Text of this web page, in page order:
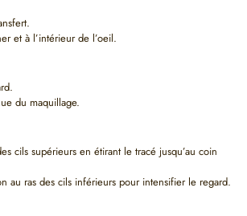
et à l’intérieur de l’oeil.
du maquillage.
cils supérieurs en étirant le tracé jusqu’au coin
au ras des cils inférieurs pour intensifier le regard.